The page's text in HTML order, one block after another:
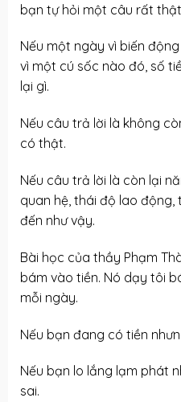
bạn tự hỏi một câu rất
Nếu một ngày vì biến
vì một cú sốc nào đó, số
lại gì.
Nếu câu trả lời là không
có thật.
Nếu câu trả lời là còn lại
quan hệ, thái độ lao
đến như vậy.
Bài học của thầy Phạm
bám vào tiền. Nó dạy tôi
mỗi ngày.
Nếu bạn đang có tiền
Nếu bạn lo lắng lạm phát
sai.